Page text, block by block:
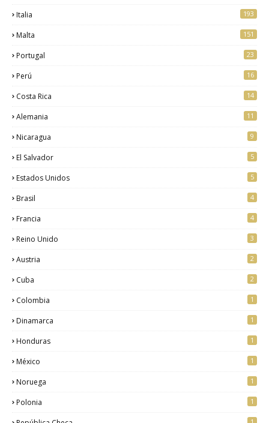
Italia 193
Malta 151
Portugal 23
Perú 16
Costa Rica 14
Alemania 11
Nicaragua 9
El Salvador 5
Estados Unidos 5
Brasil 4
Francia 4
Reino Unido 3
Austria 2
Cuba 2
Colombia 1
Dinamarca 1
Honduras 1
México 1
Noruega 1
Polonia 1